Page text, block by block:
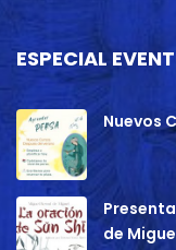
ESPECIAL
Nuevos
de